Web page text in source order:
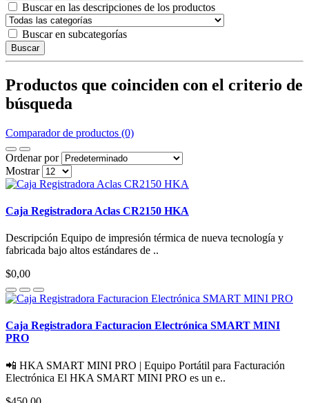
Buscar en las descripciones de los productos
Buscar en subcategorías
Buscar
Productos que coinciden con el criterio de
búsqueda
Comparador de productos (0)
Ordenar por
Mostrar
Caja Registradora Aclas CR2150 HKA
Descripción Equipo de impresión térmica de nueva tecnología y
fabricada bajo altos estándares de ..
$0,00
Caja Registradora Facturacion Electrónica SMART MINI
PRO
📲 HKA SMART MINI PRO | Equipo Portátil para Facturación
Electrónica El HKA SMART MINI PRO es un e..